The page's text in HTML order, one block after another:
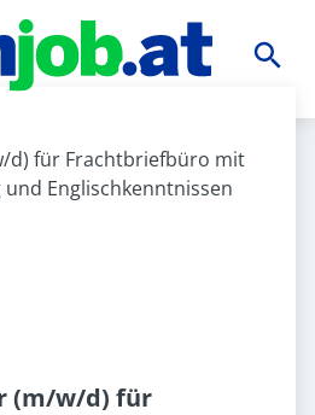
d) für Frachtbriefbüro mit
Englischkenntnissen
(m/w/d) für